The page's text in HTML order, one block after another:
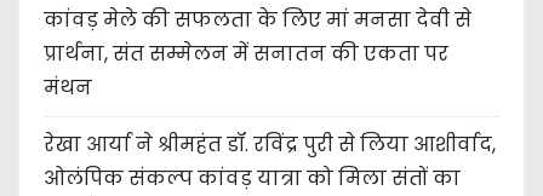
कांवड़ मेले की सफलता के लिए मां मनसा देवी से
प्रार्थना, संत सम्मेलन में सनातन की एकता पर
मंथन
रेखा आर्या ने श्रीमहंत डॉ. रविंद्र पुरी से लिया आशीर्वाद,
ओलंपिक संकल्प कांवड़ यात्रा को मिला संतों का